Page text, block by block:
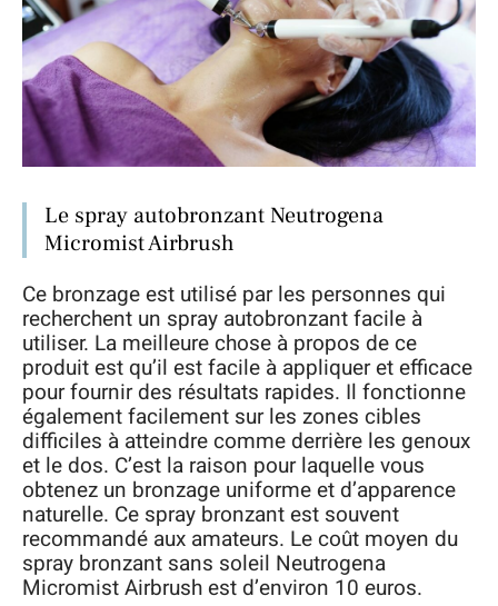
Le spray autobronzant Neutrogena
Micromist Airbrush
Ce bronzage est utilisé par les personnes qui
recherchent un spray autobronzant facile à
utiliser. La meilleure chose à propos de ce
produit est qu’il est facile à appliquer et efficace
pour fournir des résultats rapides. Il fonctionne
également facilement sur les zones cibles
difficiles à atteindre comme derrière les genoux
et le dos. C’est la raison pour laquelle vous
obtenez un bronzage uniforme et d’apparence
naturelle. Ce spray bronzant est souvent
recommandé aux amateurs. Le coût moyen du
spray bronzant sans soleil Neutrogena
Micromist Airbrush est d’environ 10 euros.